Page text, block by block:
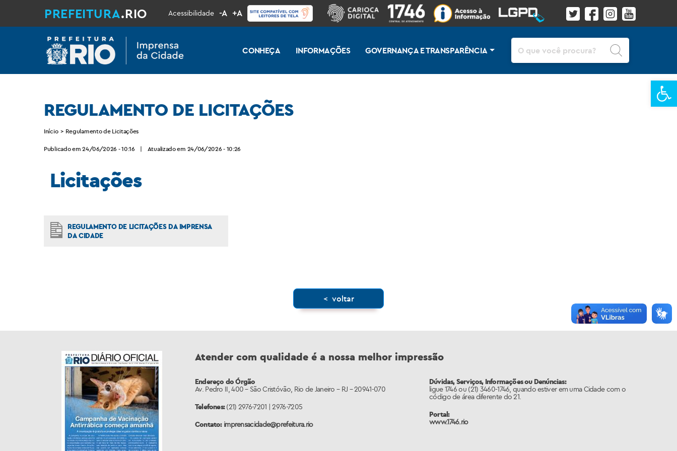
PREFEITURA.RIO Acessibilidade -A +A
CONHEÇA INFORMAÇÕES GOVERNANÇA E TRANSPARÊNCIA
REGULAMENTO DE LICITAÇÕES
Início > Regulamento de Licitações
Publicado em 24/06/2026 - 10:16 | Atualizado em 24/06/2026 - 10:26
Licitações
REGULAMENTO DE LICITAÇÕES DA IMPRENSA
DA CIDADE
< voltar
Atender com qualidade é a nossa melhor impressão
Endereço do Órgão
Av. Pedro II, 400 – São Cristóvão, Rio de Janeiro – RJ – 20941-070
Telefones:(21) 2976-7201 | 2976-7205
Contato: imprensacidade@prefeitura.rio
Dúvidas, Serviços, Informações ou Denúncias:
ligue 1746 ou (21) 3460-1746, quando estiver em uma Cidade com o
código de área diferente do 21.
Portal:
www.1746.rio